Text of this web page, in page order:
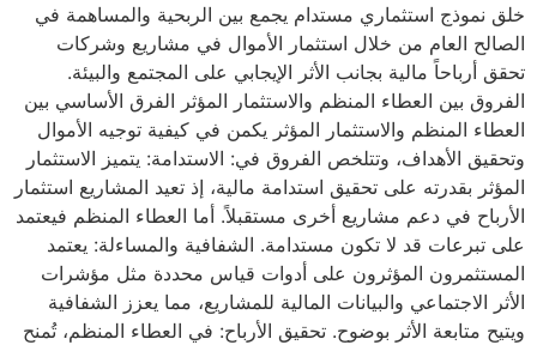
خلق نموذج استثماري مستدام يجمع بين الربحية والمساهمة في
الصالح العام من خلال استثمار الأموال في مشاريع وشركات
تحقق أرباحاً مالية بجانب الأثر الإيجابي على المجتمع والبيئة.
الفروق بين العطاء المنظم والاستثمار المؤثر الفرق الأساسي بين
العطاء المنظم والاستثمار المؤثر يكمن في كيفية توجيه الأموال
وتحقيق الأهداف، وتتلخص الفروق في: الاستدامة: يتميز الاستثمار
المؤثر بقدرته على تحقيق استدامة مالية، إذ تعيد المشاريع استثمار
الأرباح في دعم مشاريع أخرى مستقبلاً. أما العطاء المنظم فيعتمد
على تبرعات قد لا تكون مستدامة. الشفافية والمساءلة: يعتمد
المستثمرون المؤثرون على أدوات قياس محددة مثل مؤشرات
الأثر الاجتماعي والبيانات المالية للمشاريع، مما يعزز الشفافية
ويتيح متابعة الأثر بوضوح. تحقيق الأرباح: في العطاء المنظم، تُمنح